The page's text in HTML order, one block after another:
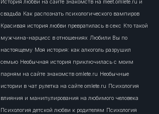
История любви на сайте знакомств на meet.omlete.ru и
свадьба Как распознать психологического вампиров
Красивая история любви превратилась в секс Кто такой
мужчина-нарцисс в отношениях Любили Вы по
настоящему Моя история: как алкоголь разрушил
семью Необычная история приключилась с моим
парням на сайте знакомств omlete.ru Необычные
истории в чат рулетка на сайте omlete.ru Психология
влияния и манипулирования на любимого человека
Психология детской любви к родителям Психология